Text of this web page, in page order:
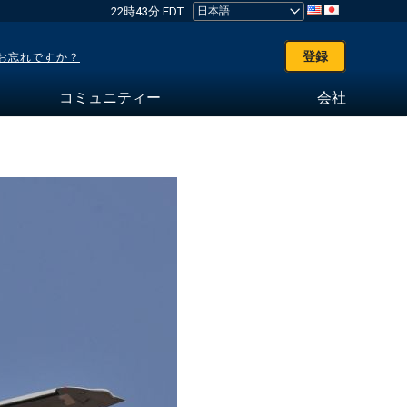
22時43分 EDT
忘れですか？ 登録
コミュニティー 会社